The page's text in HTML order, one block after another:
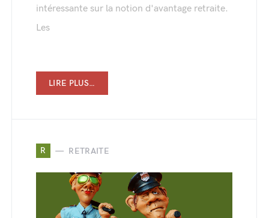
intéressante sur la notion d'avantage retraite.
Les
LIRE PLUS…
R RETRAITE